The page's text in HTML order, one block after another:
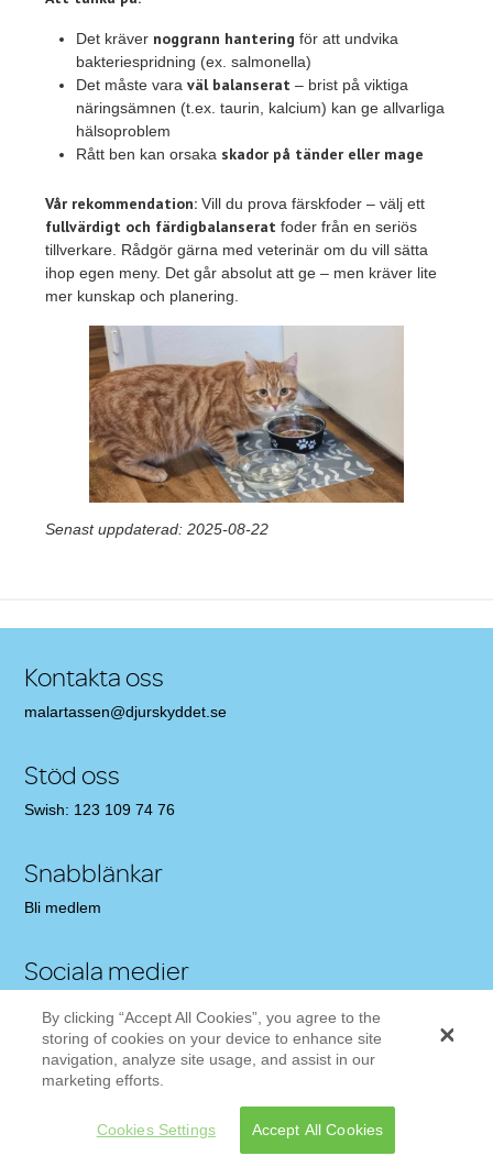
Det kräver noggrann hantering för att undvika
bakteriespridning (ex. salmonella)
Det måste vara väl balanserat – brist på viktiga
näringsämnen (t.ex. taurin, kalcium) kan ge allvarliga
hälsoproblem
Rått ben kan orsaka skador på tänder eller mage
Vår rekommendation: Vill du prova färskfoder – välj ett
fullvärdigt och färdigbalanserat foder från en seriös
tillverkare. Rådgör gärna med veterinär om du vill sätta
ihop egen meny. Det går absolut att ge – men kräver lite
mer kunskap och planering.
Senast uppdaterad: 2025-08-22
Kontakta oss
malartassen@djurskyddet.se
Stöd oss
Swish: 123 109 74 76
Snabblänkar
Bli medlem
Sociala medier
Följ oss på Twitter
Följ oss på Instagram
By clicking “Accept All Cookies”, you agree to the
storing of cookies on your device to enhance site
navigation, analyze site usage, and assist in our
marketing efforts.
Cookies Settings Accept All Cookies